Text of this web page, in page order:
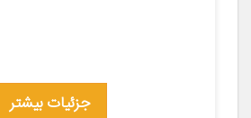
جزئیات بیشتر